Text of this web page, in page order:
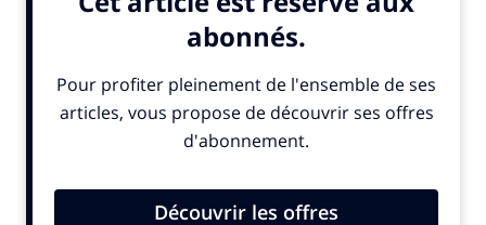
son après-carrière. Le meilleur buteur de l’histoire de l’équipe de
France de football est le nouvel ambassadeur de ClubFunding
investissement immobilier. Cette collaboration a été annoncée
sur LinkedIn par son directeur général Nicolas le Febvre.